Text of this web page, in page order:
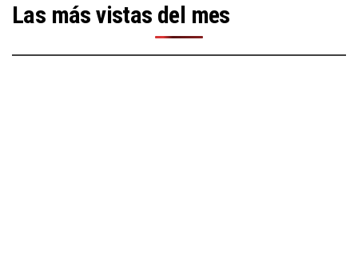
Las más vistas del mes